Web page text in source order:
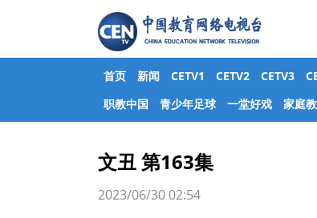
首页 新闻 CETV1 CETV2 CETV3
职教中国
青少年足球 一堂好戏 家庭
文丑 第163集
2023/06/30 02:54